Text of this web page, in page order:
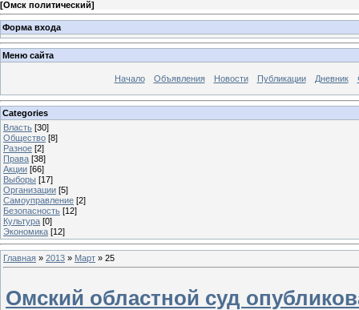
[Омск политический]
Форма входа
Меню сайта
Начало Объявления Новости Публикации Дневник
Categories
Власть [30]
Общество [8]
Разное [2]
Права [38]
Акции [66]
Выборы [17]
Организации [5]
Самоуправление [2]
Безопасность [12]
Культура [0]
Экономика [12]
Главная » 2013 » Март » 25
Омский областной суд